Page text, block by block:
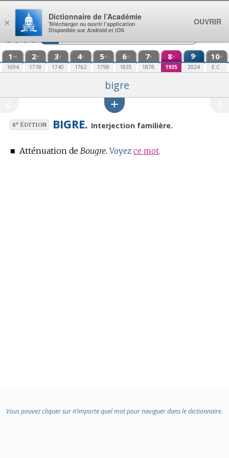
Aller au contenu
1 re
1694
2e
1718
3e
1740
4e
1762
5e
1798
6e
1835
7e
1878
8e
1935
9e
2024
10e
E.C.
bigre
8eÉDITION BIGRE. Interjection familière.
■ Atténuation de Bougre. Voyez ce mot.
Vous pouvez cliquer sur n’importe quel mot pour naviguer dans le dictionnaire.
×
Dictionnaire de l’Académie
Télécharger ou ouvrir l’application
Disponible sur Android et iOS
OUVRIR